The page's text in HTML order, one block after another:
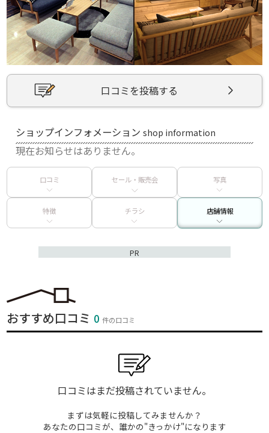
口コミを投稿する
ショップインフォメーションshop information
現在お知らせはありません。
口コミ セール・販売会 写真
特徴 チラシ 店舗情報
PR
おすすめ口コミ 0件の口コミ
口コミはまだ投稿されていません。
まずは気軽に投稿してみませんか？
あなたの口コミが、誰かの"きっかけ"になります